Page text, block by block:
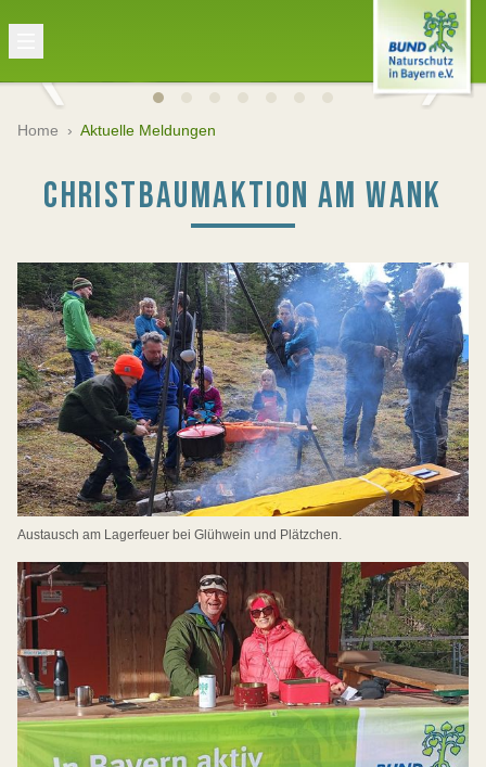
Home › Aktuelle Meldungen
CHRISTBAUMAKTION AM WANK
Austausch am Lagerfeuer bei Glühwein und Plätzchen.